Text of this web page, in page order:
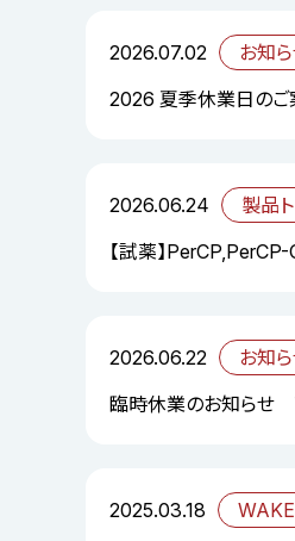
2026.07.02
お知
2026 夏季休業日のご
2026.06.24
製品
【試薬】
2026.06.22
お知
臨時休業のお知らせ 7
2025.03.18